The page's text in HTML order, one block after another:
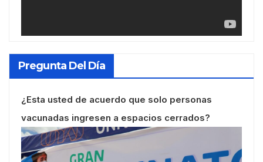
Pregunta Del Día
¿Esta usted de acuerdo que solo personas
vacunadas ingresen a espacios cerrados?